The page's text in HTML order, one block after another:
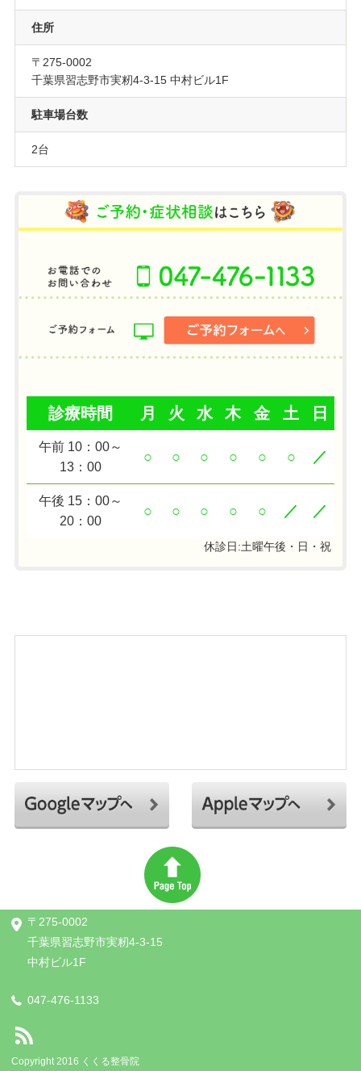
住所
〒275-0002
千葉県習志野市実籾4-3-15 中村ビル1F
駐車場台数
2台
診療時間 月 火 水 木 金 土 日
午前 10：00～
13：00
○ ○ ○ ○ ○ ○ ／
午後 15：00～
20：00
○ ○ ○ ○ ○ ／ ／
休診日:土曜午後・日・祝
〒275-0002
千葉県習志野市実籾4-3-15
中村ビル1F
047-476-1133
Copyright 2016 くくる整骨院